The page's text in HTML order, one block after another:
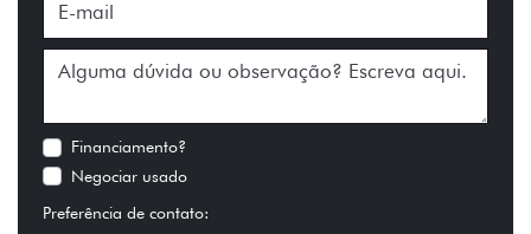
Financiamento?
Negociar usado
Preferência de contato: